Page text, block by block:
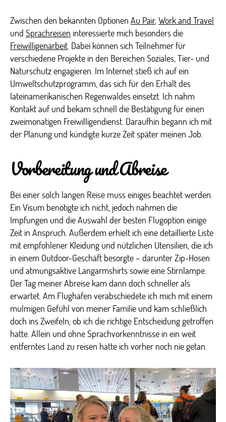
Zwischen den bekannten Optionen Au Pair,Work and Travel
und Sprachreisen interessierte mich besonders die
Freiwilligenarbeit. Dabei können sich Teilnehmer für
verschiedene Projekte in den Bereichen Soziales, Tier- und
Naturschutz engagieren. Im Internet stieß ich auf ein
Umweltschutzprogramm, das sich für den Erhalt des
lateinamerikanischen Regenwaldes einsetzt. Ich nahm
Kontakt auf und bekam schnell die Bestätigung für einen
zweimonatigen Freiwilligendienst. Daraufhin begann ich mit
der Planung und kündigte kurze Zeit später meinen Job.
Vorbereitung und Abreise
Bei einer solch langen Reise muss einiges beachtet werden.
Ein Visum benötigte ich nicht, jedoch nahmen die
Impfungen und die Auswahl der besten Flugoption einige
Zeit in Anspruch. Außerdem erhielt ich eine detaillierte Liste
mit empfohlener Kleidung und nützlichen Utensilien, die ich
in einem Outdoor-Geschäft besorgte – darunter Zip-Hosen
und atmungsaktive Langarmshirts sowie eine Stirnlampe.
Der Tag meiner Abreise kam dann doch schneller als
erwartet. Am Flughafen verabschiedete ich mich mit einem
mulmigen Gefühl von meiner Familie und kam schließlich
doch ins Zweifeln, ob ich die richtige Entscheidung getroffen
hatte. Allein und ohne Sprachvorkenntnisse in ein weit
entferntes Land zu reisen hatte ich vorher noch nie getan.